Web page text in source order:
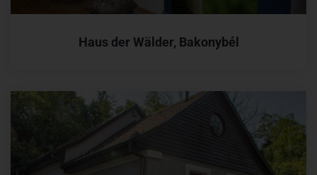
Haus der Wälder, Bakonybél